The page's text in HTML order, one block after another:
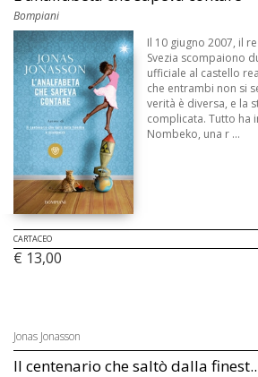
Bompiani
Il 10 giugno 2007, il
Svezia scompaiono
ufficiale al castello
che entrambi non si
verità è diversa, e la
complicata. Tutto ha
Nombeko, una r ...
CARTACEO
€ 13,00
Jonas Jonasson
Il centenario che saltò dalla